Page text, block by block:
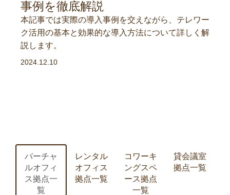
事例を徹底解説
本記事では実際の導入事例を交えながら、テレワー
ク活用の基本と効果的な導入方法について詳しく解
説します。
2024.12.10
バーチャ
ルオフィ
ス拠点一
覧
レンタル
オフィス
拠点一覧
コワーキ
ングスペ
ース拠点
一覧
貸会議室
拠点一覧